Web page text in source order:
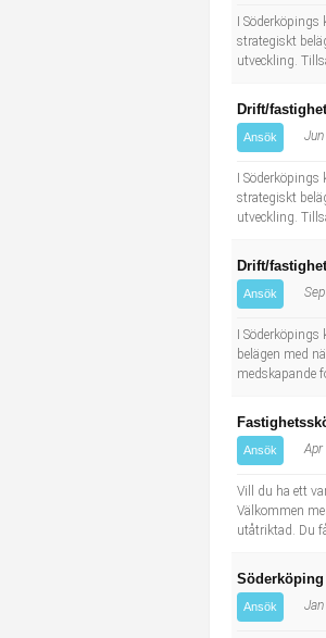
Hotell, restaurang, storhushåll
Installation, drift, underhåll
Kropps- och skönhetsvård
Naturvetenskapligt arbete
Sanering och renhållning
Bussförare/Busschaufför
Behandlingsassistent/
Tidningsbud/Tidningsdistributör
Lärare i fritidshem/Fritidspedagog
Taxiförare/Taxichaufför
Läkarsekreterare/Vårdadmin/
I
strategiskt
utveckling.
Drift/
Ansök Jun
I
strategiskt
utveckling.
Drift/
Ansök
I
belägen med
medskapande
Ansök Apr
Vill du ha ett
Välkommen
utåtriktad. Du
Ansök Jan